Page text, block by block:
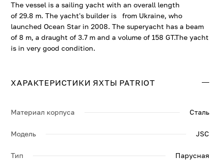
The vessel is a sailing yacht with an overall length
of 29.8 m. The yacht's builder is from Ukraine, who
launched Ocean Star in 2008. The superyacht has a beam
of 8 m, a draught of 3.7 m and a volume of 158 GT.The yacht
is in very good condition.
ХАРАКТЕРИСТИКИ ЯХТЫ PATRIOT
Материал корпуса Сталь
Модель JSC
Тип Парусная